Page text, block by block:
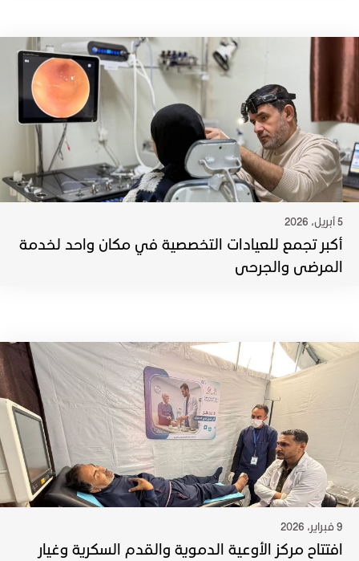
5 أبريل، 2026
أكبر تجمع للعيادات التخصصية في مكان واحد لخدمة
المرضى والجرحى
9 فبراير، 2026
افتتاح مركز الأوعية الدموية والقدم السكرية وغيار